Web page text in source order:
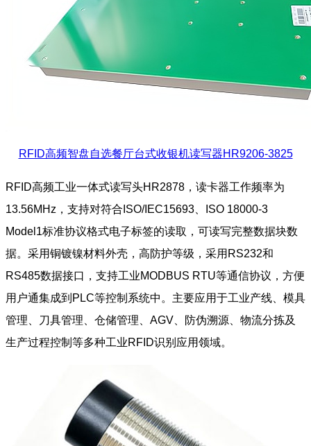
RFID高频智盘自选餐厅台式收银机读写器HR9206-3825
RFID高频工业一体式读写头HR2878，读卡器工作频率为
13.56MHz，支持对符合ISO/IEC15693、ISO 18000-3
Model1标准协议格式电子标签的读取，可读写完整数据块数
据。采用铜镀镍材料外壳，高防护等级，采用RS232和
RS485数据接口，支持工业MODBUS RTU等通信协议，方便
用户通集成到PLC等控制系统中。主要应用于工业产线、模具
管理、刀具管理、仓储管理、AGV、防伪溯源、物流分拣及
生产过程控制等多种工业RFID识别应用领域。